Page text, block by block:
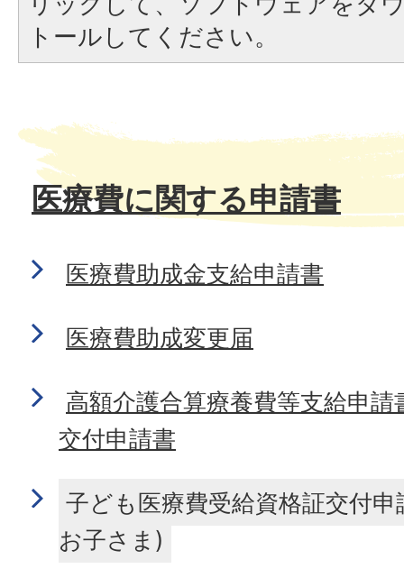
トールしてください。
医療費に関する申請書
医療費助成金支給申請書
医療費助成変更届
高額介護合算療養費等支給申
交付申請書
子ども医療費受給資格証交付
お子さま)